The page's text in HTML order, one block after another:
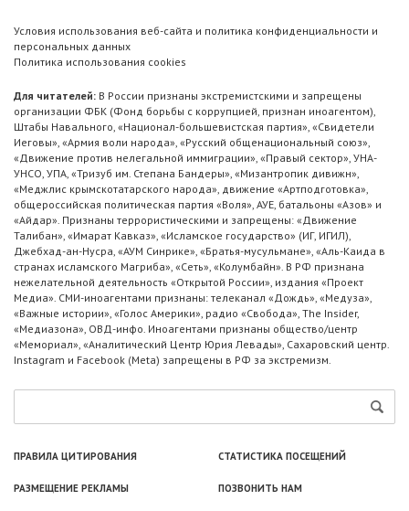
Условия использования веб-сайта и политика конфиденциальности и
персональных данных
Политика использования cookies
Для читателей: В России признаны экстремистскими и запрещены
организации ФБК (Фонд борьбы с коррупцией, признан иноагентом),
Штабы Навального, «Национал-большевистская партия», «Свидетели
Иеговы», «Армия воли народа», «Русский общенациональный союз»,
«Движение против нелегальной иммиграции», «Правый сектор», УНА-
УНСО, УПА, «Тризуб им. Степана Бандеры», «Мизантропик дивижн»,
«Меджлис крымскотатарского народа», движение «Артподготовка»,
общероссийская политическая партия «Воля», АУЕ, батальоны «Азов» и
«Айдар». Признаны террористическими и запрещены: «Движение
Талибан», «Имарат Кавказ», «Исламское государство» (ИГ, ИГИЛ),
Джебхад-ан-Нусра, «АУМ Синрике», «Братья-мусульмане», «Аль-Каида в
странах исламского Магриба», «Сеть», «Колумбайн». В РФ признана
нежелательной деятельность «Открытой России», издания «Проект
Медиа». СМИ-иноагентами признаны: телеканал «Дождь», «Медуза»,
«Важные истории», «Голос Америки», радио «Свобода», The Insider,
«Медиазона», ОВД-инфо. Иноагентами признаны общество/центр
«Мемориал», «Аналитический Центр Юрия Левады», Сахаровский центр.
Instagram и Facebook (Metа) запрещены в РФ за экстремизм.
ПРАВИЛА ЦИТИРОВАНИЯ СТАТИСТИКА ПОСЕЩЕНИЙ
РАЗМЕЩЕНИЕ РЕКЛАМЫ ПОЗВОНИТЬ НАМ